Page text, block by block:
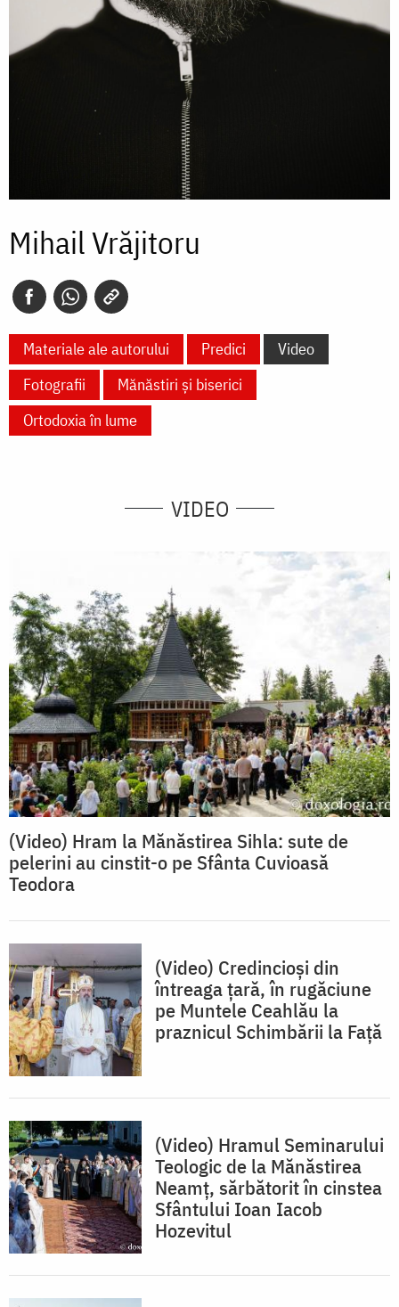
Mihail Vrăjitoru
Materiale ale autorului Predici
Video
Fotografii
Mănăstiri și biserici
Ortodoxia în lume
VIDEO
(Video) Hram la Mănăstirea Sihla: sute de
pelerini au cinstit-o pe Sfânta Cuvioasă
Teodora
(Video) Credincioși din
întreaga țară, în rugăciune
pe Muntele Ceahlău la
praznicul Schimbării la Față
(Video) Hramul Seminarului
Teologic de la Mănăstirea
Neamț, sărbătorit în cinstea
Sfântului Ioan Iacob
Hozevitul